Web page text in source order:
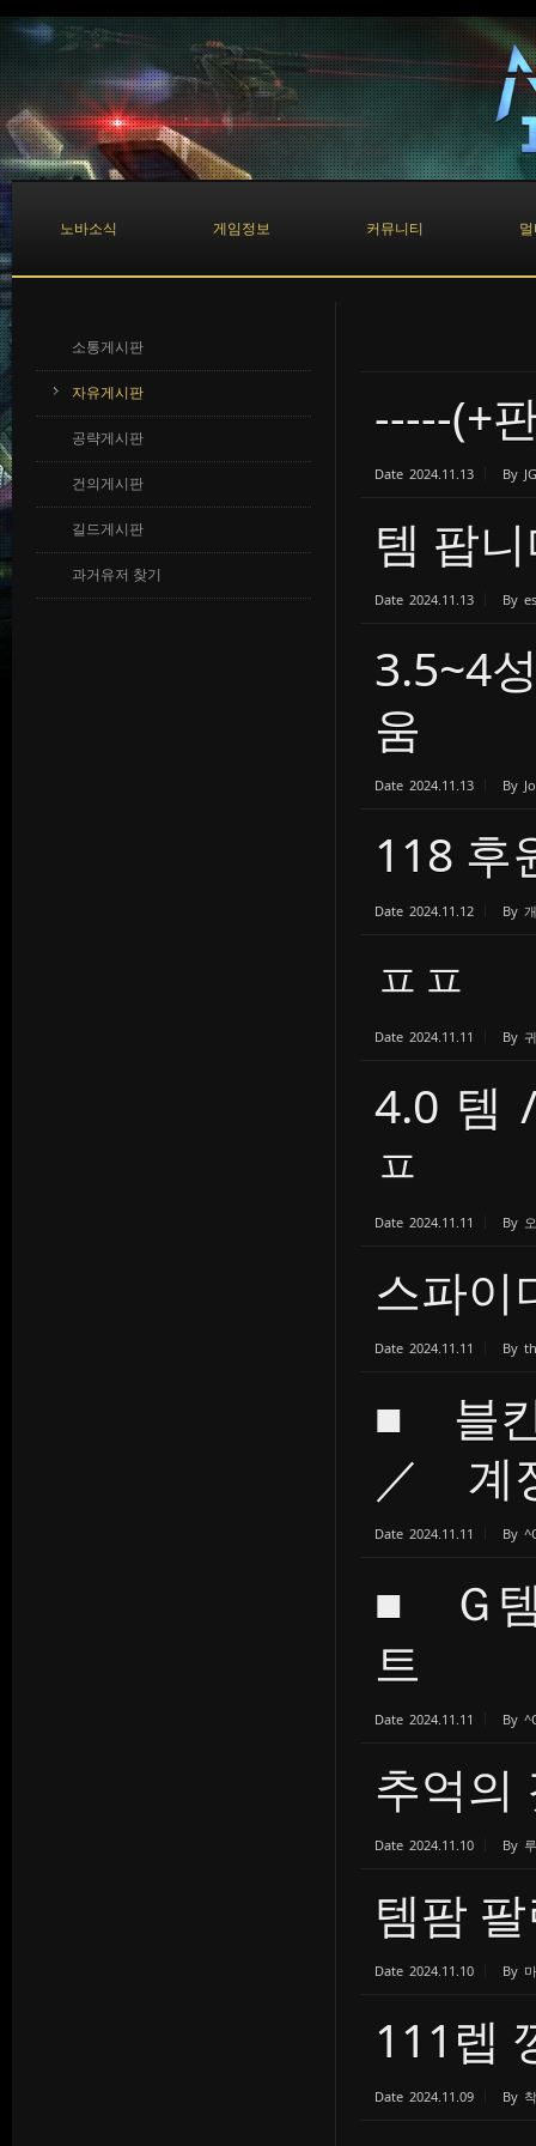
노바소식 게임정보 커뮤니티
소통게시판
자유게시판
공략게시판
건의게시판
길드게시판
과거유저 찾기
-----(+
Date 2024.11.13 By
템 팝
Date 2024.11.13 By
3.5~4
움
Date 2024.11.13 By
118 후
Date 2024.11.12 By
ㅍㅍ
Date 2024.11.11 By
4.0 템
ㅍ
Date 2024.11.11 By
스파이
Date 2024.11.11 By
■ 블
／ 계
Date 2024.11.11 By
■ Ｇ템
트
Date 2024.11.11 By
추억의
Date 2024.11.10 By
템팜
Date 2024.11.10 By
111렙
Date 2024.11.09 By
Sketchbook5, 스케치북5
Sketchbook5, 스케치북5